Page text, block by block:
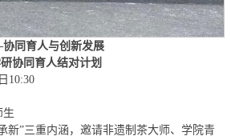
同育人与创新发展
协同育人结对计划
10:30
生
新”三重内涵，邀请非遗制茶大师、学院青